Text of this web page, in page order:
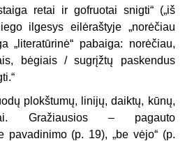
retai ir gofruotai snigti“ („iš
ilgesys eilėraštyje „norėčiau
„literatūrinė“ pabaiga: norėčiau,
bėgiais / sugrįžtų paskendus
plokštumų, linijų, daiktų, kūnų,
Gražiausios – pagauto
pavadinimo (p. 19), „be vėjo“ (p.